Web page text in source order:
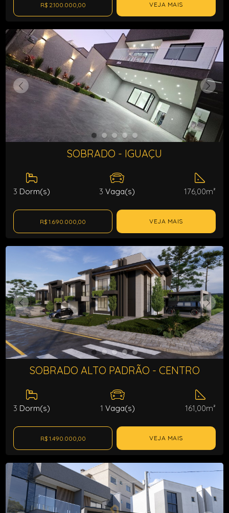
R$ 2.100.000,00 VEJA MAIS
SOBRADO - IGUAÇU
3 Dorm(s) 3 Vaga(s) 176,00m²
R$ 1.690.000,00 VEJA MAIS
SOBRADO ALTO PADRÃO - CENTRO
3 Dorm(s) 1 Vaga(s) 161,00m²
R$ 1.490.000,00 VEJA MAIS